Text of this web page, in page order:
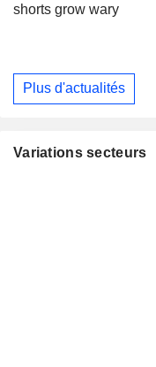
shorts grow wary
Plus d'actualités
Variations secteurs